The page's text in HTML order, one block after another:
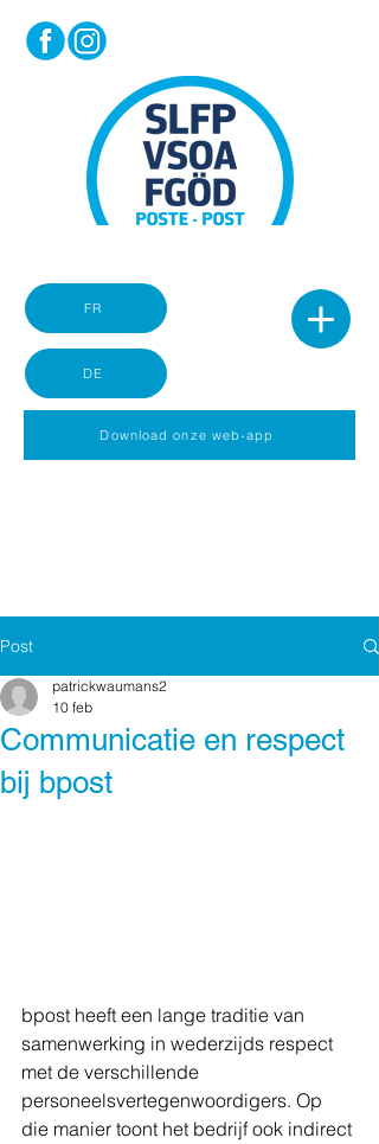
DE
FR
Download onze web-app
Post
Communicatie en respect
bij bpost
patrickwaumans2
10 feb
bpost heeft een lange traditie van
samenwerking in wederzijds respect
met de verschillende
personeelsvertegenwoordigers. Op
die manier toont het bedrijf ook indirect